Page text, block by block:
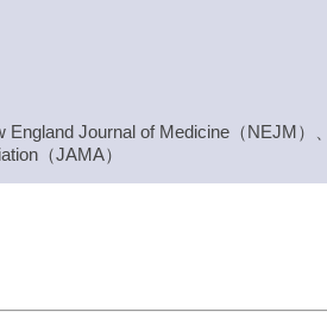
Journal of Medicine（NEJM）
（JAMA）